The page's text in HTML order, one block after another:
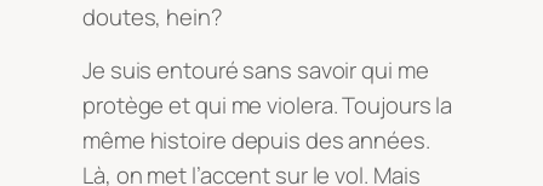
doutes, hein?
Je suis entouré sans savoir qui me
protège et qui me violera. Toujours la
même histoire depuis des années.
Là, on met l’accent sur le vol. Mais